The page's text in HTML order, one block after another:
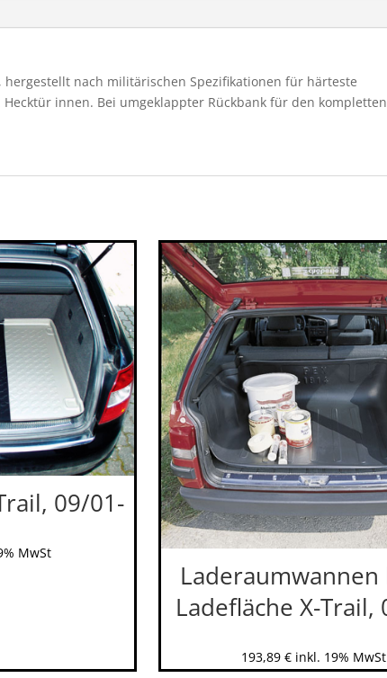
nach militärischen Spezifikationen für härteste
innen. Bei umgeklappter Rückbank für den
09/01-
MwSt
Laderaumwannen
Ladefläche X-Trail,
193,89 € inkl. 19% MwSt